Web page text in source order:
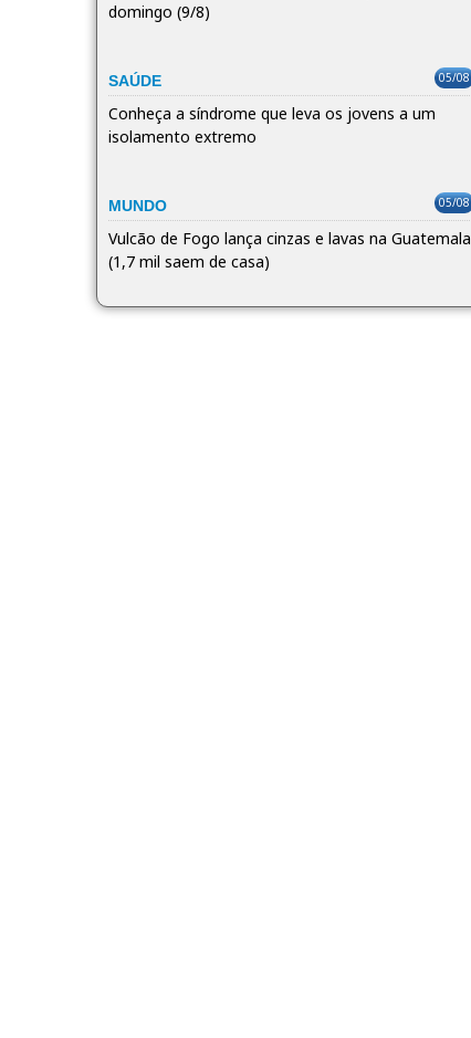
domingo (9/8)
SAÚDE 05/08
Conheça a síndrome que leva os jovens a um
isolamento extremo
MUNDO 05/08
Vulcão de Fogo lança cinzas e lavas na Guatemala
(1,7 mil saem de casa)